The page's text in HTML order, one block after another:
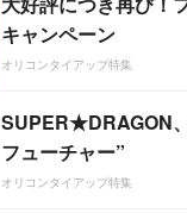
キャンペーン
オリコンタイアップ特集
SUPER★DRAGON
フューチャー”
オリコンタイアップ特集